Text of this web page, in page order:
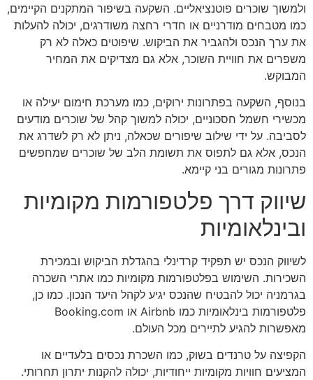
ולמשוך שוכרים פוטנציאליים. השקעה בשיפור המתקנים הקיימים,
כמו מטבחים מודרניים או חדרי רחצה משודרגים, יכולה להעלות
את ערך הנכס ולהגביר את הביקוש. שיפוטים כאלה לא רק
משפרים את חוויית השוכר, אלא גם מצדיקים את המחיר
המבוקש.
בנוסף, השקעה בפתרונות ירוקים, כמו מערכת חימום יעילה או
מכשירי חשמל חסכוניים, יכולה למשוך קהל של שוכרים מודעים
לסביבה. על ידי שילוב שיפורים שכאלה, ניתן לא רק לשדרג את
הנכס, אלא גם לתפוס את תשומת הלב של שוכרים שמחפשים
פתרונות מגורים בני קיימא.
שיווק דרך פלטפורמות מקומיות
ובינלאומיות
לשיווק הנכס יש תפקיד קרדינלי בהגדלת הביקוש ובמכירת
השכירות. השימוש בפלטפורמות מקומיות כמו אתרי השכרה
בגרמניה יכול להבטיח שהנכס יגיע לקהל היעד הנכון. כמו כן,
פלטפורמות בינלאומיות כמו Airbnb או Booking.com
מאפשרות להגיע לתיירים מכל העולם.
הקפיצה על טרנדים בשוק, כמו השכרת נכסים בלעדיים או
המציעים חוויות מקומיות ייחודיות, יכולה להקנות יתרון תחרותי.